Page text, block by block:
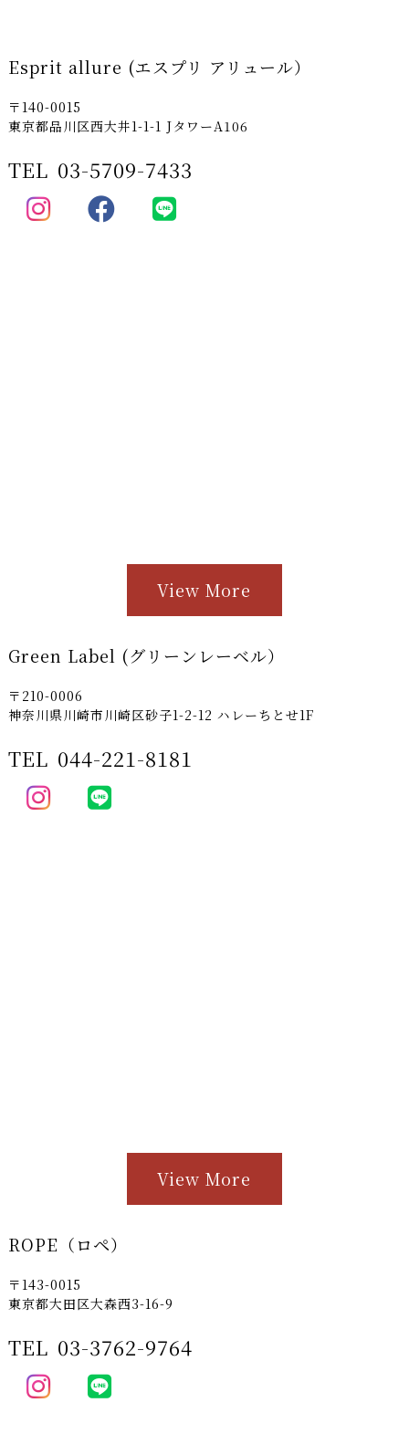
Esprit allure (エスプリ アリュール）
〒140-0015
東京都品川区西大井1-1-1 JタワーA106
TEL 03-5709-7433
View More
Green Label (グリーンレーベル）
〒210-0006
神奈川県川崎市川崎区砂子1-2-12 ハレーちとせ1F
TEL 044-221-8181
View More
ROPE（ロペ）
〒143-0015
東京都大田区大森西3-16-9
TEL 03-3762-9764